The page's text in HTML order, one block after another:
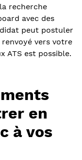
recherche
avec des
peut postuler
vers votre
ATS est possible.
en
à vos